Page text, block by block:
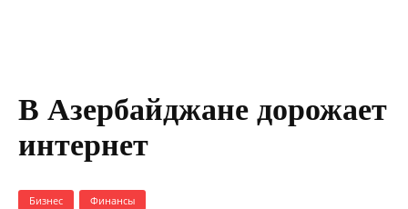
В Азербайджане дорожает
интернет
Бизнес Финансы